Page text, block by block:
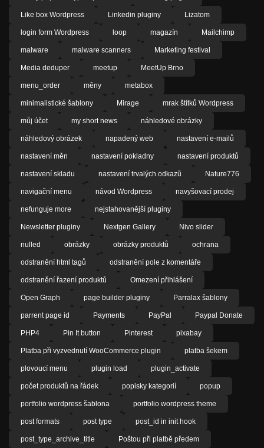
Like box Wordpress Linkedin pluginy Lizatom
login form Wordpress loop magazín Mailchimp
malware malware scanners Marketing festival
Media deduper meetup MeetUp Brno
menu_order měny metabox
minimalistické šablony Mirage mrak štítků Wordpress
můj účet my short news náhledové obrázky
náhledový obrázek napadený web nastavení e-mailů
nastavení měn nastavení pokladny nastavení produktů
nastavení skladu nastavení trvalých odkazů Nature776
navigační menu návod Wordpress navyšovací prodej
nefunguje more nejstahovanější pluginy
Newsletter pluginy Nextgen Gallery Nivo slider
nulled obrázky obrázky produktů ochrana
odstranění html tagů odstranění pole z komentáře
odstranění řazení produktů Omezení přihlášení
Open Graph page builder pluginy Parralax šablony
parrent page id Payments PayPal Paypal Donate
PHP4 Pin It button Pinterest pixabay
Platba při vyzvednutí WooCommerce plugin platba šekem
plovoucí menu plugin load plugin_activate
počet produktů na řádek popisky kategorií popup
portfolio wordpress šablona portfolio wordpress theme
post formats post type post_id in init hook
post_type_archive_title Poštou při platbě předem